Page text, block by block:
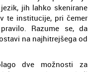
jih lahko skenirane
te institucije, pri čemer
Razume se, da
na najhitrejšega od
dve možnosti za